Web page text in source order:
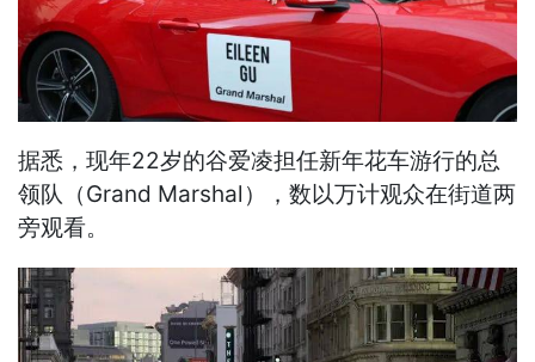
据悉，现年22岁的谷爱凌担任新年花车游行的总
领队（Grand Marshal），数以万计观众在街道两
旁观看。